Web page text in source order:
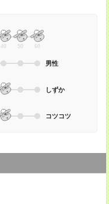
40 50 60
男性
しずか
コツコツ